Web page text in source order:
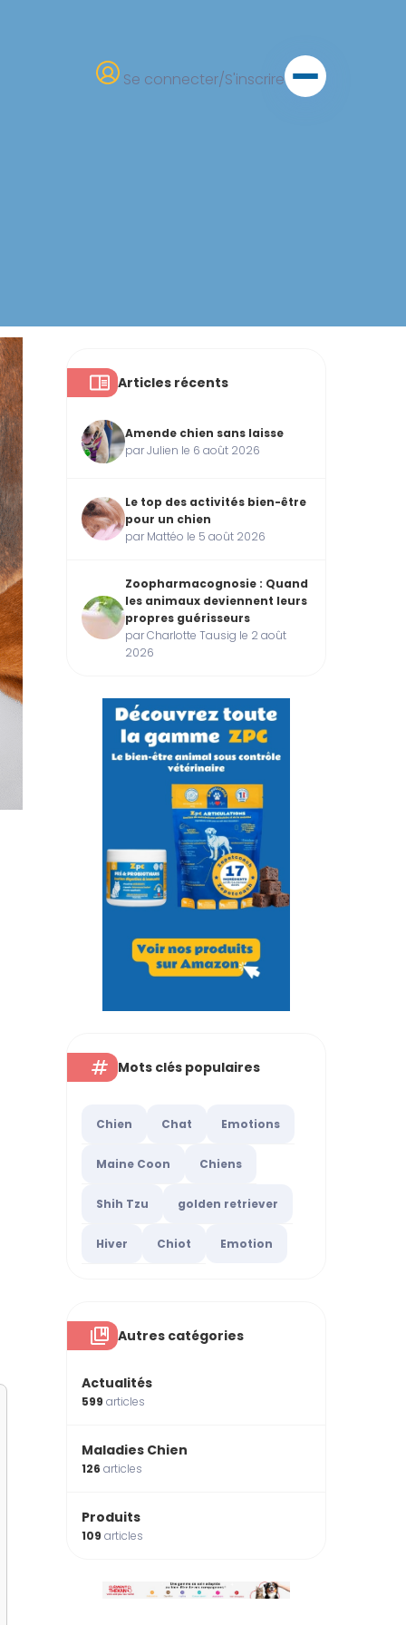
Se connecter/S'inscrire
Articles récents
Amende chien sans laisse
par Julien le 6 août 2026
Le top des activités bien-être
pour un chien
par Mattéo le 5 août 2026
Zoopharmacognosie : Quand
les animaux deviennent leurs
propres guérisseurs
par Charlotte Tausig le 2 août
2026
Mots clés populaires
Chien Chat Emotions
Maine Coon Chiens
Shih Tzu golden retriever
Hiver Chiot Emotion
Autres catégories
Actualités
599 articles
Maladies Chien
126 articles
Produits
109 articles